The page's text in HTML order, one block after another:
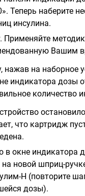
Теперь наберите
инсулина.
Применяйте
Вашим
нажав на наборное
индикатора дозы
количество
что картридж
в окне индикатора
на новой шприц-
Н (повторите
дозы).